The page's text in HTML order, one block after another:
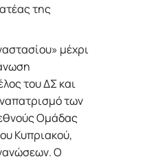
της
μέχρι
του ΔΣ και
των
Ομάδας
Κυπριακού,
Ο